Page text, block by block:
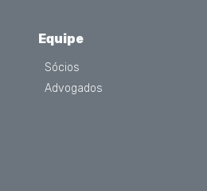
Equipe
Sócios
Advogados